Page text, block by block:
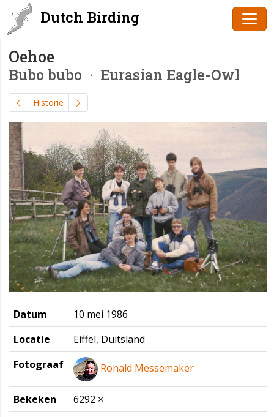
Dutch Birding
Oehoe
Bubo bubo · Eurasian Eagle-Owl
Historie
Datum
10 mei 1986
Locatie
Eiffel, Duitsland
Fotograaf
Ronald Messemaker
Bekeken
6292 ×